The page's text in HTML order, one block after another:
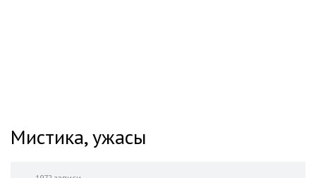
Мистика, ужасы